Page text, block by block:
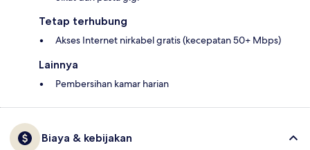
Tetap terhubung
Akses Internet nirkabel gratis (kecepatan 50+ Mbps)
Lainnya
Pembersihan kamar harian
Biaya & kebijakan